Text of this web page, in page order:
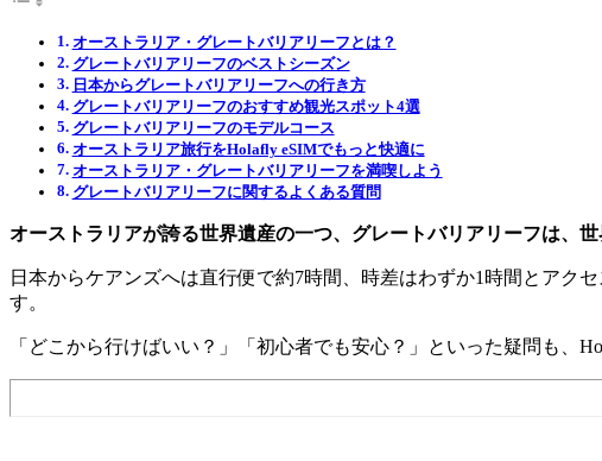
オーストラリア・グレートバリアリーフとは？
グレートバリアリーフのベストシーズン
日本からグレートバリアリーフへの行き方
グレートバリアリーフのおすすめ観光スポット4選
グレートバリアリーフのモデルコース
オーストラリア旅行をHolafly eSIMでもっと快適に
オーストラリア・グレートバリアリーフを満喫しよう
グレートバリアリーフに関するよくある質問
オーストラリアが誇る世界遺産の一つ、グレートバリアリーフは、
日本からケアンズへは直行便で約7時間、時差はわずか1時間とアク
す。
「どこから行けばいい？」「初心者でも安心？」といった疑問も、